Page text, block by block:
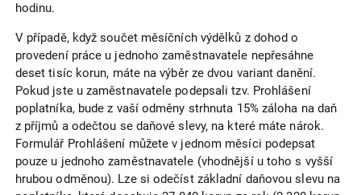
hodinu.
V případě, když součet měsíčních výdělků z dohod o
provedení práce u jednoho zaměstnavatele nepřesáhne
deset tisíc korun, máte na výběr ze dvou variant danění.
Pokud jste u zaměstnavatele podepsali tzv. Prohlášení
poplatníka, bude z vaší odměny strhnuta 15% záloha na daň
z příjmů a odečtou se daňové slevy, na které máte nárok.
Formulář Prohlášení můžete v jednom měsíci podepsat
pouze u jednoho zaměstnavatele (vhodnější u toho s vyšší
hrubou odměnou). Lze si odečíst základní daňovou slevu na